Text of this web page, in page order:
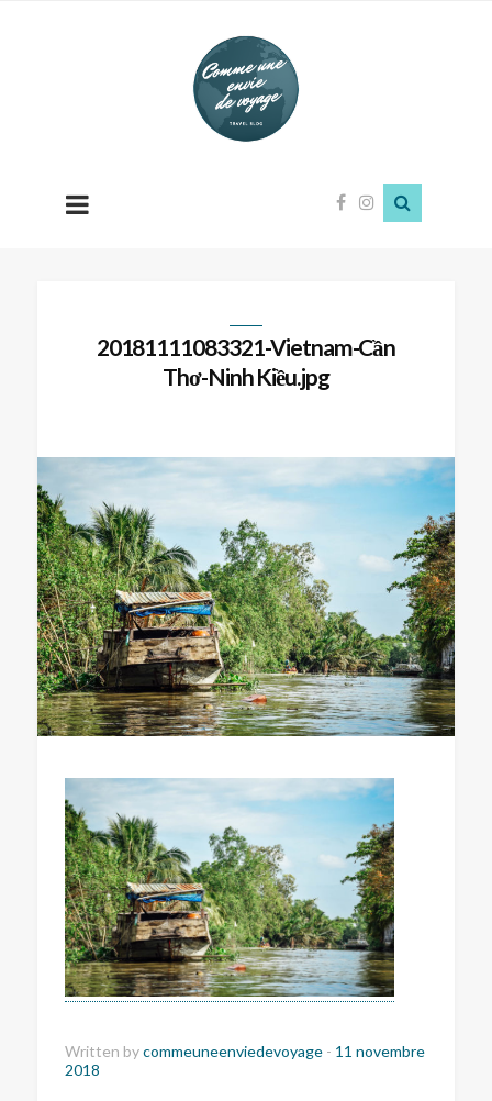
Comme
une
envie
de
20181111083321-Vietnam-Cần
Thơ-Ninh Kiều.jpg
Written bycommeuneenviedevoyage - 11 novembre
2018